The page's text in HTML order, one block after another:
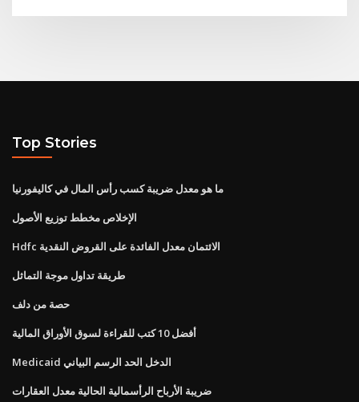
Top Stories
ما هو معدل ضريبة كسب رأس المال في كاليفورنيا
الإخلاص مخطط توزيع الأصول
Hdfc الائتمان معدل الفائدة على القروض النقدية
طريقة تداول موجة التماثل
حصة من دلف
أفضل 10 كتب للقراءة لسوق الأوراق المالية
Medicaid الدخل الحد الرسم البياني
ضريبة الأرباح الرأسمالية الحالية معدل العقارات